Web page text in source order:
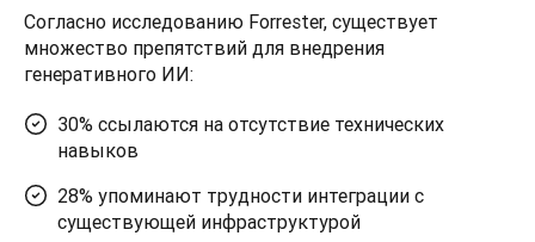
Согласно исследованию Forrester, существует
множество препятствий для внедрения
генеративного ИИ:
30% ссылаются на отсутствие технических
навыков
28% упоминают трудности интеграции с
существующей инфраструктурой